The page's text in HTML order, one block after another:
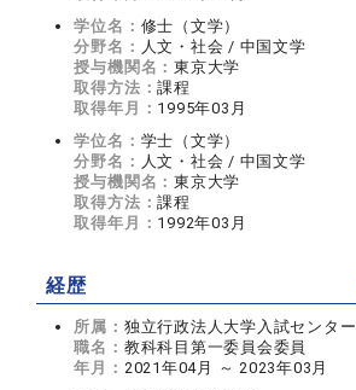
学位名： 修士（文学）
分野名： 人文・社会 / 中国文学
授与機関名：東京大学
取得方法：課程
取得年月： 1995年03月
学位名： 学士（文学）
分野名： 人文・社会 / 中国文学
授与機関名：東京大学
取得方法：課程
取得年月： 1992年03月
経歴
所属： 独立行政法人大学入試センター
職名： 教科科目第一委員会委員
年月： 2021年04月 ～ 2023年03月